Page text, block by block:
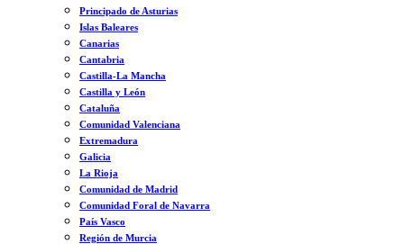
Principado de Asturias
Islas Baleares
Canarias
Cantabria
Castilla-La Mancha
Castilla y León
Cataluña
Comunidad Valenciana
Extremadura
Galicia
La Rioja
Comunidad de Madrid
Comunidad Foral de Navarra
País Vasco
Región de Murcia